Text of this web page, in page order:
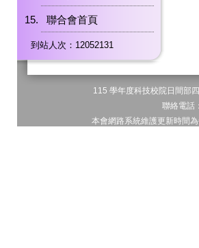
聯合會首頁
到站人次：12052131
115 學年度科技校院日間部
聯絡電
本會網路系統維護更新時間